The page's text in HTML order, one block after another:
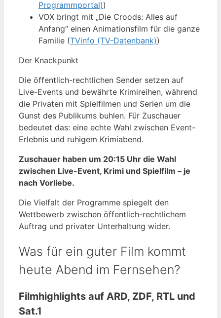
Programmportal))
VOX bringt mit „Die Croods: Alles auf
Anfang“ einen Animationsfilm für die ganze
Familie (TVinfo (TV-Datenbank))
Der Knackpunkt
Die öffentlich-rechtlichen Sender setzen auf
Live-Events und bewährte Krimireihen, während
die Privaten mit Spielfilmen und Serien um die
Gunst des Publikums buhlen. Für Zuschauer
bedeutet das: eine echte Wahl zwischen Event-
Erlebnis und ruhigem Krimiabend.
Zuschauer haben um 20:15 Uhr die Wahl
zwischen Live-Event, Krimi und Spielfilm – je
nach Vorliebe.
Die Vielfalt der Programme spiegelt den
Wettbewerb zwischen öffentlich-rechtlichem
Auftrag und privater Unterhaltung wider.
Was für ein guter Film kommt
heute Abend im Fernsehen?
Filmhighlights auf ARD, ZDF, RTL und
Sat.1